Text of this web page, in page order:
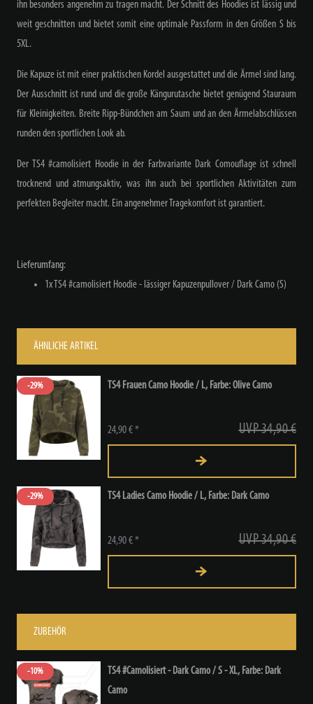
ihn besonders angenehm zu tragen macht. Der Schnitt des Hoodies ist lässig und
weit geschnitten und bietet somit eine optimale Passform in den Größen S bis
5XL.
Die Kapuze ist mit einer praktischen Kordel ausgestattet und die Ärmel sind lang.
Der Ausschnitt ist rund und die große Kängurutasche bietet genügend Stauraum
für Kleinigkeiten. Breite Ripp-Bündchen am Saum und an den Ärmelabschlüssen
runden den sportlichen Look ab.
Der TS4 #camolisiert Hoodie in der Farbvariante Dark Comouflage ist schnell
trocknend und atmungsaktiv, was ihn auch bei sportlichen Aktivitäten zum
perfekten Begleiter macht. Ein angenehmer Tragekomfort ist garantiert.
Lieferumfang:
1x TS4 #camolisiert Hoodie - lässiger Kapuzenpullover / Dark Camo (S)
ÄHNLICHE ARTIKEL
-29% TS4 Frauen Camo Hoodie / L, Farbe: Olive Camo
UVP 34,90 €
24,90 € *
-29% TS4 Ladies Camo Hoodie / L, Farbe: Dark Camo
UVP 34,90 €
24,90 € *
ZUBEHÖR
-10% TS4 #Camolisiert - Dark Camo / S - XL, Farbe: Dark
Camo